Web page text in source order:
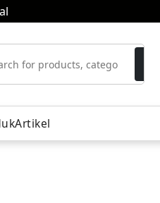
Artikel